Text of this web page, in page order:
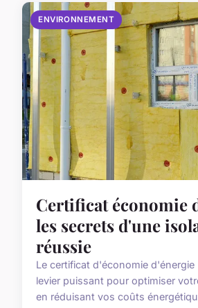
ENVIRONNEMENT
Certificat économie
les secrets d'une
réussie
Le certificat d'économie d'énergie
levier puissant pour optimiser
en réduisant vos coûts